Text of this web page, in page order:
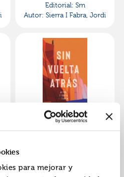
para mejorar y
Editorial: Sm
Autor: Sierra I Fabra, Jordi
Sin vuelta atrás
Autor:Sierra I Fabra, Jordi